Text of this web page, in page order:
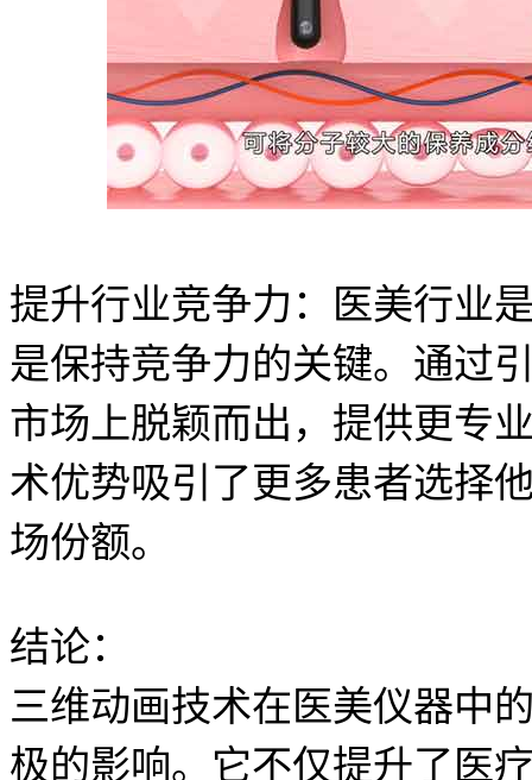
提升行业竞争力：医美行业
是保持竞争力的关键。通过
市场上脱颖而出，提供更专
术优势吸引了更多患者选择
场份额。
结论：
三维动画技术在医美仪器中
极的影响。它不仅提升了医